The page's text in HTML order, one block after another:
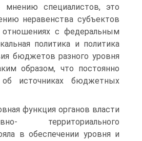
мнению специалистов, это
неравенства субъектов
с федеральным
политика и политика
бюджетов разного уровня
образом, что постоянно
источниках бюджетных
функция органов власти
территориального
в обеспечении уровня и